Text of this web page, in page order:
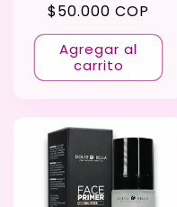
Precio
habitual
$50.000 COP
Agregar al
carrito